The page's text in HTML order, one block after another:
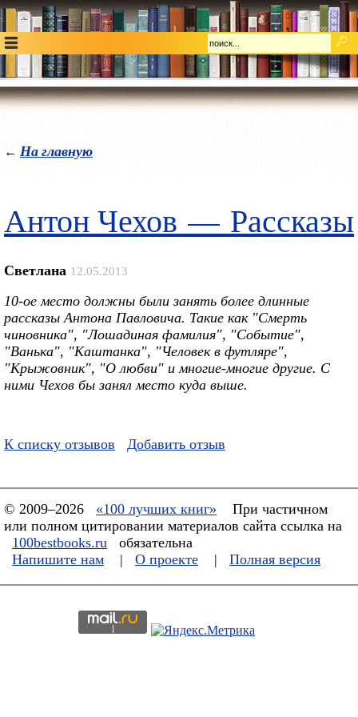
← На главную
Антон Чехов — Рассказы
Светлана 12.05.2013
10-ое место должны были занять более длинные
рассказы Антона Павловича. Такие как "Смерть
чиновника", "Лошадиная фамилия", "Событие",
"Ванька", "Каштанка", "Человек в футляре",
"Крыжовник", "О любви" и многие-многие другие. С
ними Чехов бы занял место куда выше.
К списку отзывов Добавить отзыв
© 2009–2026 «100 лучших книг»
При частичном
или полном цитировании материалов сайта ссылка на
100bestbooks.ru
обязательна
Напишите нам
| О проекте | Полная версия